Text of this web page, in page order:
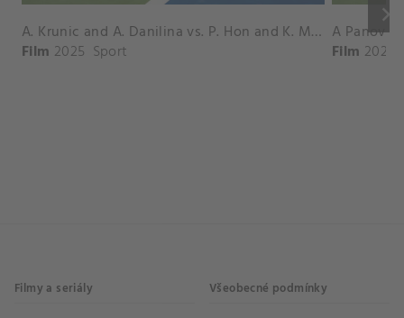
keyboard_arrow_right
A. Krunic and A. Danilina vs. P. Hon and K. Muchova Match Highlights - BEIJING_Capital Group Diamond ( October 02, 2025)
Film 2025 Sport Film 2026
Filmy a seriály Všeobecné podmínky